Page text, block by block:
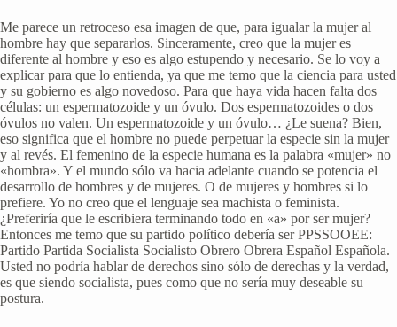
Me parece un retroceso esa imagen de que, para igualar la mujer al
hombre hay que separarlos. Sinceramente, creo que la mujer es
diferente al hombre y eso es algo estupendo y necesario. Se lo voy a
explicar para que lo entienda, ya que me temo que la ciencia para usted
y su gobierno es algo novedoso. Para que haya vida hacen falta dos
células: un espermatozoide y un óvulo. Dos espermatozoides o dos
óvulos no valen. Un espermatozoide y un óvulo… ¿Le suena? Bien,
eso significa que el hombre no puede perpetuar la especie sin la mujer
y al revés. El femenino de la especie humana es la palabra «mujer» no
«hombra». Y el mundo sólo va hacia adelante cuando se potencia el
desarrollo de hombres y de mujeres. O de mujeres y hombres si lo
prefiere. Yo no creo que el lenguaje sea machista o feminista.
¿Preferiría que le escribiera terminando todo en «a» por ser mujer?
Entonces me temo que su partido político debería ser PPSSOOEE:
Partido Partida Socialista Socialisto Obrero Obrera Español Española.
Usted no podría hablar de derechos sino sólo de derechas y la verdad,
es que siendo socialista, pues como que no sería muy deseable su
postura.